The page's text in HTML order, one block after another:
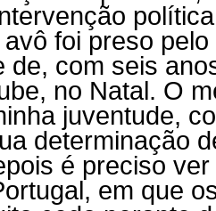
foi preso
de, com seis
no Natal. O
juventude,
determinação
é preciso
em que